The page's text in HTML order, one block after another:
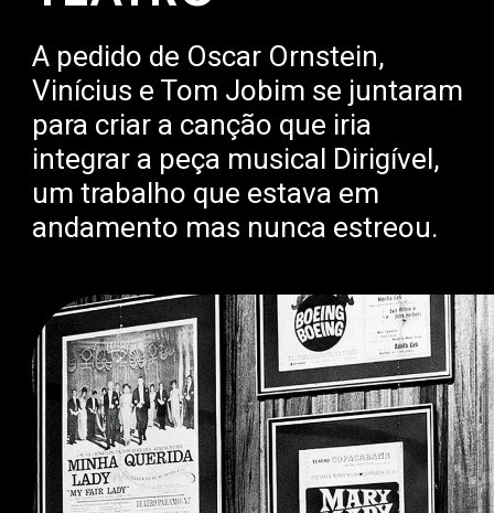
A pedido de Oscar Ornstein,
Vinícius e Tom Jobim se juntaram
para criar a canção que iria
integrar a peça musical Dirigível,
um trabalho que estava em
andamento mas nunca estreou.